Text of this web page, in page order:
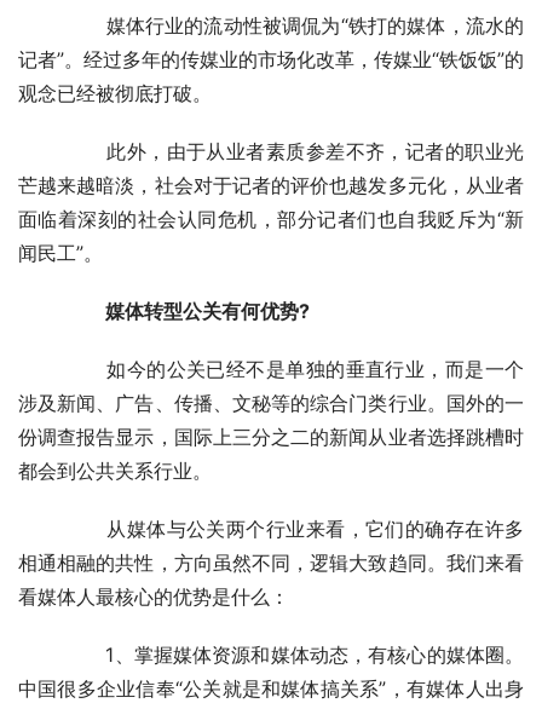
记者”。经过多年的传媒业的市场化改革，传媒业“铁饭饭”的
观念已经被彻底打破。
芒越来越暗淡，社会对于记者的评价也越发多元化，从业者
面临着深刻的社会认同危机，部分记者们也自我贬斥为“新
闻民工”。
媒体转型公关有何优势?
涉及新闻、广告、传播、文秘等的综合门类行业。国外的一
份调查报告显示，国际上三分之二的新闻从业者选择跳槽时
都会到公共关系行业。
相通相融的共性，方向虽然不同，逻辑大致趋同。我们来看
看媒体人最核心的优势是什么：
中国很多企业信奉“公关就是和媒体搞关系”，有媒体人出身